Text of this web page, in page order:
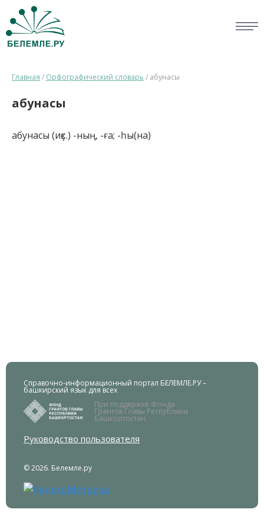
ОПРОС
СПРАВКА
Главная / Орфографический словарь / абунасы
абунасы
абунасы (иҫк.) -ның, -ға; -һы(на)
Справочно-информационный портал БЕЛЕМЛЕ.РУ –
башкирский язык для всех
При поддержке Фонда
Грантов Главы Республики
Башкортостан.
Руководство пользователя
© 2026. Белемле.ру